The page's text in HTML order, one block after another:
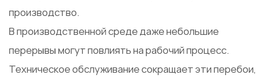
производство.
В производственной среде даже небольшие
перерывы могут повлиять на рабочий процесс.
Техническое обслуживание сокращает эти перебои,